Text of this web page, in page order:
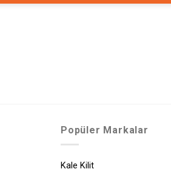
Popüler Markalar
Kale Kilit